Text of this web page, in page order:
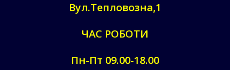
Вул.Тепловозна,1
ЧАС РОБОТИ
Пн-Пт 09.00-18.00